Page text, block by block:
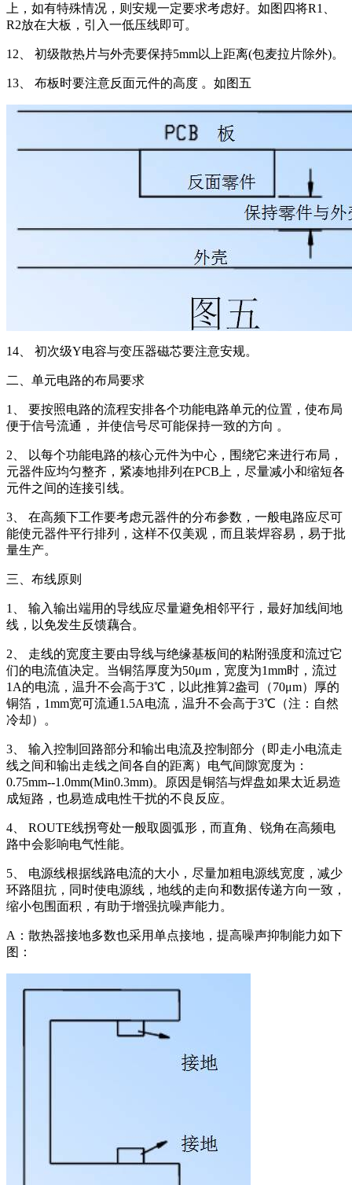
上，如有特殊情况，则安规一定要求考虑好。如图四将R1、
R2放在大板，引入一低压线即可。
12、 初级散热片与外壳要保持5mm以上距离(包麦拉片除外)。
13、 布板时要注意反面元件的高度 。如图五
14、 初次级Y电容与变压器磁芯要注意安规。
二、单元电路的布局要求
1、 要按照电路的流程安排各个功能电路单元的位置，使布局
便于信号流通， 并使信号尽可能保持一致的方向 。
2、 以每个功能电路的核心元件为中心，围绕它来进行布局，
元器件应均匀整齐，紧凑地排列在PCB上，尽量减小和缩短各
元件之间的连接引线。
3、 在高频下工作要考虑元器件的分布参数，一般电路应尽可
能使元器件平行排列，这样不仅美观，而且装焊容易，易于批
量生产。
三、布线原则
1、 输入输出端用的导线应尽量避免相邻平行，最好加线间地
线，以免发生反馈藕合。
2、 走线的宽度主要由导线与绝缘基板间的粘附强度和流过它
们的电流值决定。当铜箔厚度为50μm，宽度为1mm时，流过
1A的电流，温升不会高于3℃，以此推算2盎司（70μm）厚的
铜箔，1mm宽可流通1.5A电流，温升不会高于3℃（注：自然
冷却）。
3、 输入控制回路部分和输出电流及控制部分（即走小电流走
线之间和输出走线之间各自的距离）电气间隙宽度为：
0.75mm--1.0mm(Min0.3mm)。原因是铜箔与焊盘如果太近易造
成短路，也易造成电性干扰的不良反应。
4、 ROUTE线拐弯处一般取圆弧形，而直角、锐角在高频电
路中会影响电气性能。
5、 电源线根据线路电流的大小，尽量加粗电源线宽度，减少
环路阻抗，同时使电源线，地线的走向和数据传递方向一致，
缩小包围面积，有助于增强抗噪声能力。
A：散热器接地多数也采用单点接地，提高噪声抑制能力如下
图：